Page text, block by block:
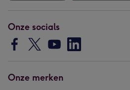
Onze socials
Onze merken